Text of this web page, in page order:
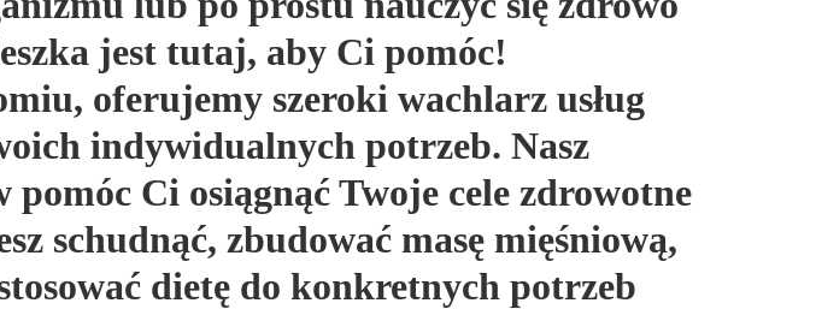
jest tutaj, aby Ci pomóc!
oferujemy szeroki wachlarz usług
indywidualnych potrzeb. Nasz
pomóc Ci osiągnąć Twoje cele zdrowotne
schudnąć, zbudować masę mięśniową,
dietę do konkretnych potrzeb